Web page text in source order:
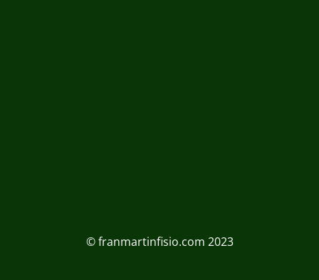
© franmartinfisio.com 2023